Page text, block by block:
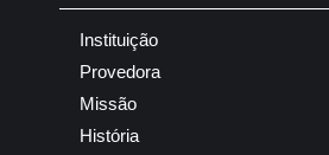
Instituição
Provedora
Missão
História